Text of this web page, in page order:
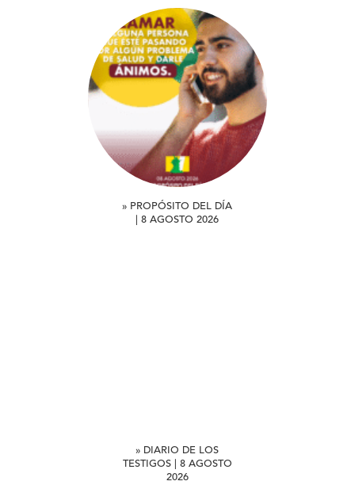
» PROPÓSITO DEL DÍA
| 8 AGOSTO 2026
» DIARIO DE LOS
TESTIGOS | 8 AGOSTO
2026